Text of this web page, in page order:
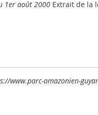
1er août 2000 Extrait de la
www.parc-amazonien-